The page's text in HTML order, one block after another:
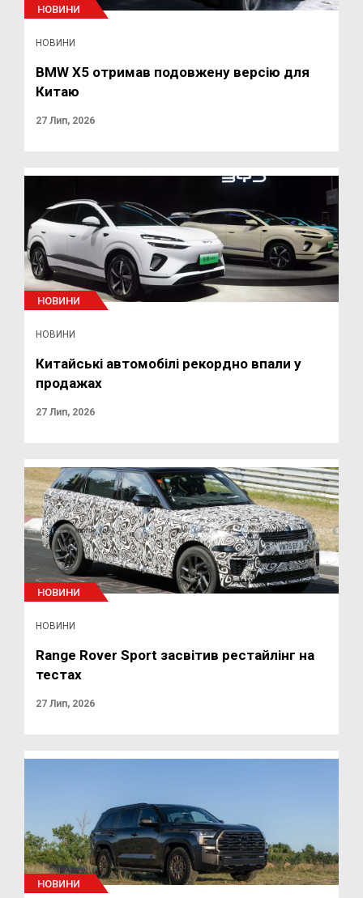
НОВИНИ
НОВИНИ
BMW X5 отримав подовжену версію для
Китаю
27 Лип, 2026
НОВИНИ
НОВИНИ
Китайські автомобілі рекордно впали у
продажах
27 Лип, 2026
НОВИНИ
НОВИНИ
Range Rover Sport засвітив рестайлінг на
тестах
27 Лип, 2026
НОВИНИ